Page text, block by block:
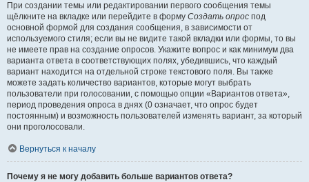
При создании темы или редактировании первого сообщения темы
щёлкните на вкладке или перейдите в форму Создать опрос под
основной формой для создания сообщения, в зависимости от
используемого стиля; если вы не видите такой вкладки или формы, то вы
не имеете прав на создание опросов. Укажите вопрос и как минимум два
варианта ответа в соответствующих полях, убедившись, что каждый
вариант находится на отдельной строке текстового поля. Вы также
можете задать количество вариантов, которые могут выбрать
пользователи при голосовании, с помощью опции «Вариантов ответа»,
период проведения опроса в днях (0 означает, что опрос будет
постоянным) и возможность пользователей изменять вариант, за который
они проголосовали.
Вернуться к началу
Почему я не могу добавить больше вариантов ответа?